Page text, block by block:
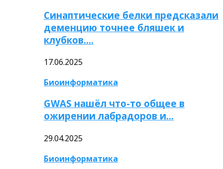
Синаптические белки предсказали
деменцию точнее бляшек и
клубков….
17.06.2025
Биоинформатика
GWAS нашёл что-то общее в
ожирении лабрадоров и…
29.04.2025
Биоинформатика